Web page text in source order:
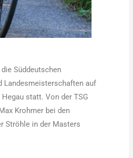
Süddeutschen
Landesmeisterschaften auf
statt. Von der TSG
Krohmer bei den
Ströhle in der Masters